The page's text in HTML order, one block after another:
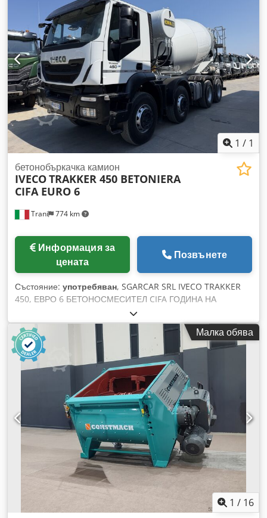
1 / 1
Trani 774 km
бетонобъркачка камион
IVECOTRAKKER 450 BETONIERA
CIFA EURO 6
Информация за
цената
Позвънете
Състояние: употребяван, SGARCAR SRL IVECO TRAKKER
450, ЕВРО 6 БЕТОНОСМЕСИТЕЛ CIFA ГОДИНА НА
ПРОИЗВОДСТВО 2017, 250 000 КМ Csdpszf Iqlsfx Akajrf
Малка обява
1 / 16